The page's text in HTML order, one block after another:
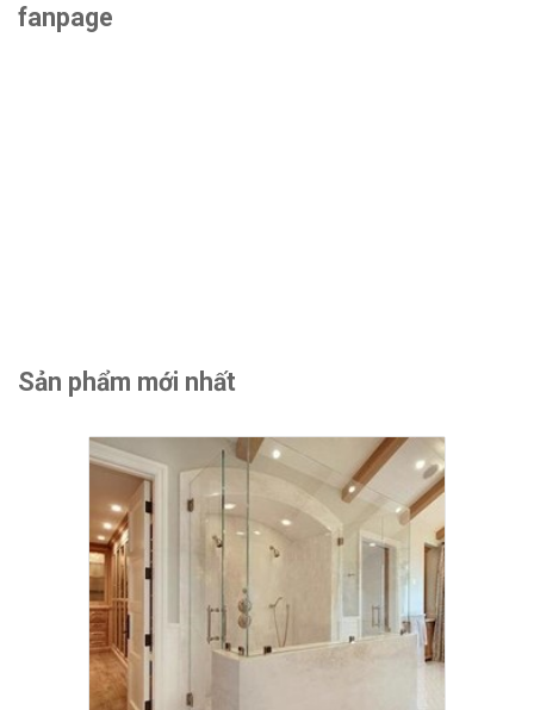
fanpage
Sản phẩm mới nhất